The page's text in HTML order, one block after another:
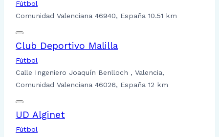
Fútbol
Comunidad Valenciana 46940, España 10.51 km
Club Deportivo Malilla
Fútbol
Calle Ingeniero Joaquín Benlloch , Valencia,
Comunidad Valenciana 46026, España 12 km
UD Alginet
Fútbol